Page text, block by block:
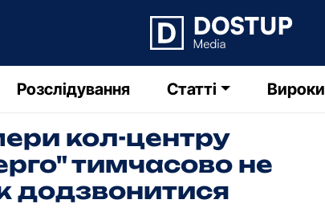
Розслідування Статті Вироки
кол-центру
тимчасово не
додзвонитися